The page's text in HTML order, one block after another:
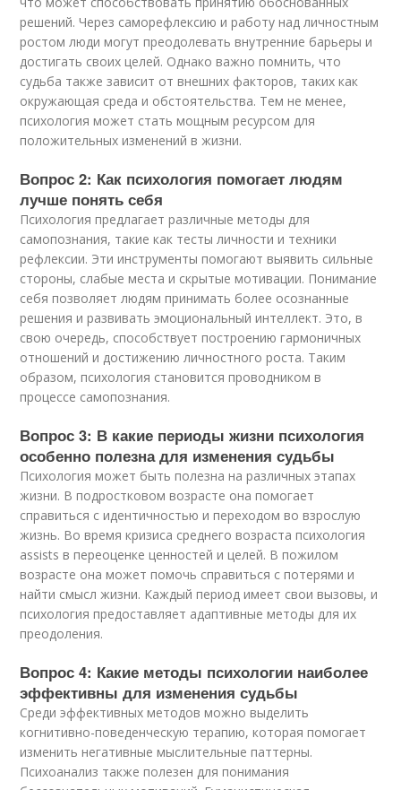
решений. Через саморефлексию и работу над личностным
ростом люди могут преодолевать внутренние барьеры и
достигать своих целей. Однако важно помнить, что
судьба также зависит от внешних факторов, таких как
окружающая среда и обстоятельства. Тем не менее,
психология может стать мощным ресурсом для
положительных изменений в жизни.
Вопрос 2: Как психология помогает людям
лучше понять себя
Психология предлагает различные методы для
самопознания, такие как тесты личности и техники
рефлексии. Эти инструменты помогают выявить сильные
стороны, слабые места и скрытые мотивации. Понимание
себя позволяет людям принимать более осознанные
решения и развивать эмоциональный интеллект. Это, в
свою очередь, способствует построению гармоничных
отношений и достижению личностного роста. Таким
образом, психология становится проводником в
процессе самопознания.
Вопрос 3: В какие периоды жизни психология
особенно полезна для изменения судьбы
Психология может быть полезна на различных этапах
жизни. В подростковом возрасте она помогает
справиться с идентичностью и переходом во взрослую
жизнь. Во время кризиса среднего возраста психология
assists в переоценке ценностей и целей. В пожилом
возрасте она может помочь справиться с потерями и
найти смысл жизни. Каждый период имеет свои вызовы, и
психология предоставляет адаптивные методы для их
преодоления.
Вопрос 4: Какие методы психологии наиболее
эффективны для изменения судьбы
Среди эффективных методов можно выделить
когнитивно-поведенческую терапию, которая помогает
изменить негативные мыслительные паттерны.
Психоанализ также полезен для понимания